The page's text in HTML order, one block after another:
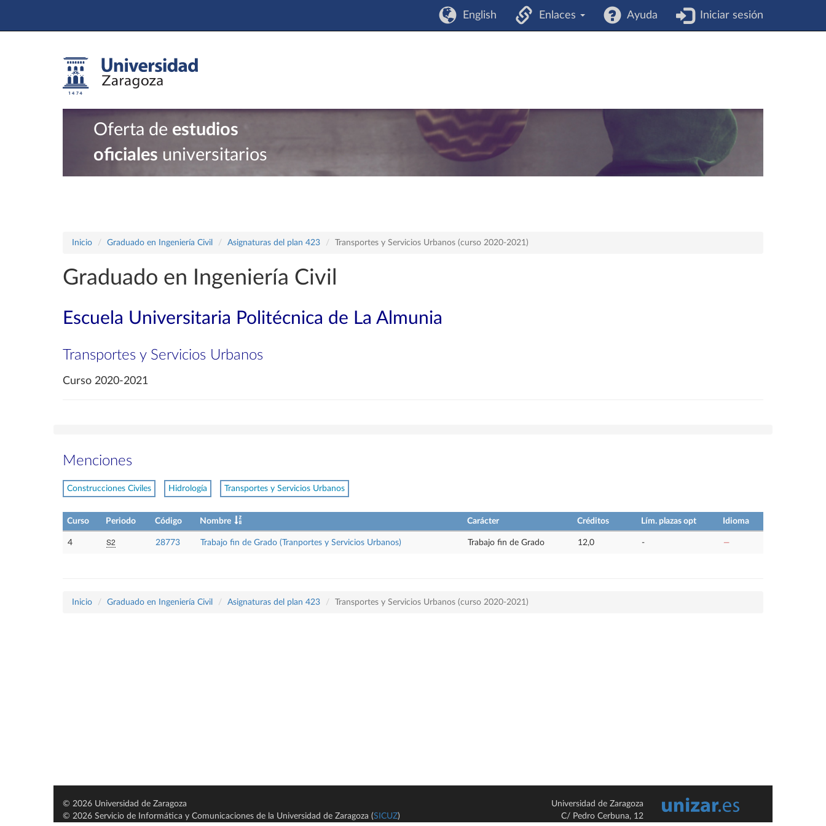
English Enlaces Ayuda Iniciar sesión
Oferta de estudios
oficiales universitarios
Inicio Graduado en Ingeniería Civil Asignaturas del plan 423 Transportes y Servicios Urbanos (curso 2020-2021)
Graduado en Ingeniería Civil
Escuela Universitaria Politécnica de La Almunia
Transportes y Servicios Urbanos
Curso 2020-2021
Menciones
Construcciones Civiles Hidrología Transportes y Servicios Urbanos
Curso Periodo Código Nombre Carácter Créditos Lím. plazas opt Idioma
4 S2 28773 Trabajo fin de Grado (Tranportes y Servicios Urbanos) Trabajo fin de Grado 12,0 - —
Inicio Graduado en Ingeniería Civil Asignaturas del plan 423 Transportes y Servicios Urbanos (curso 2020-2021)
© 2026 Universidad de Zaragoza
© 2026 Servicio de Informática y Comunicaciones de la Universidad de Zaragoza (SICUZ)
Universidad de Zaragoza
C/ Pedro Cerbuna, 12